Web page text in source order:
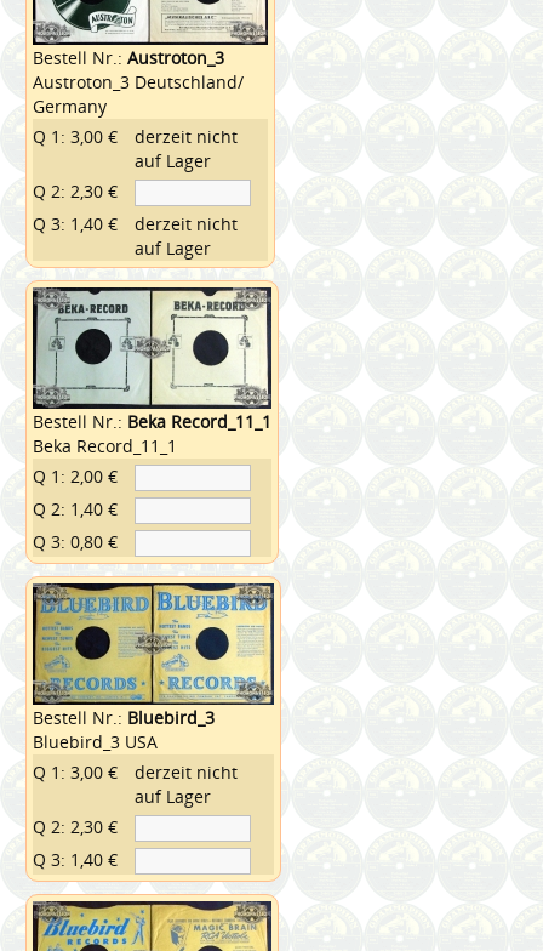
Bestell Nr.:Austroton_3
Austroton_3 Deutschland/
Germany
Q 1: 3,00 €
derzeit nicht
auf Lager
Q 2: 2,30 €
Q 3: 1,40 €
derzeit nicht
auf Lager
Bestell Nr.: Beka Record_11_1
Beka Record_11_1
Q 1: 2,00 €
Q 2: 1,40 €
Q 3: 0,80 €
Bestell Nr.: Bluebird_3
Bluebird_3 USA
Q 1: 3,00 €
derzeit nicht
auf Lager
Q 2: 2,30 €
Q 3: 1,40 €